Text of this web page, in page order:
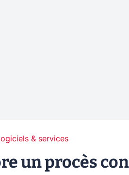
& services
un procès